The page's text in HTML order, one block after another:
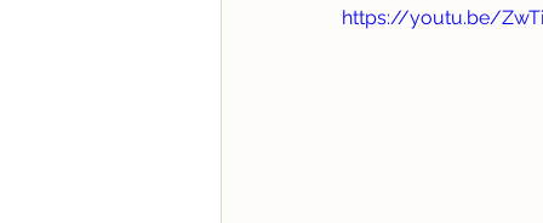
https://youtu.be/